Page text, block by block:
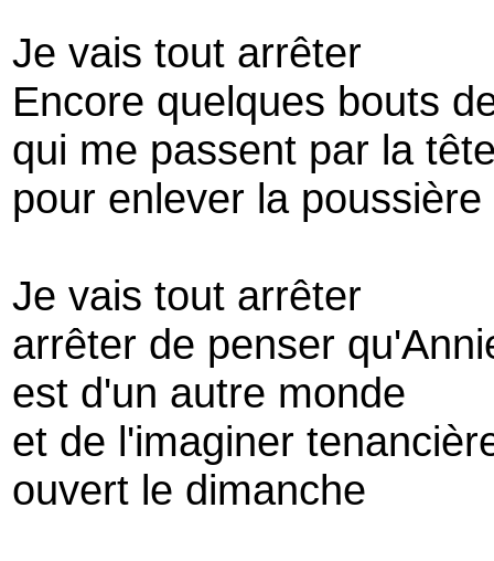
Je vais tout arrêter
Encore quelques bouts
qui me passent par la
pour enlever la
Je vais tout arrêter
arrêter de penser
est d'un autre monde
et de l'imaginer
ouvert le dimanche